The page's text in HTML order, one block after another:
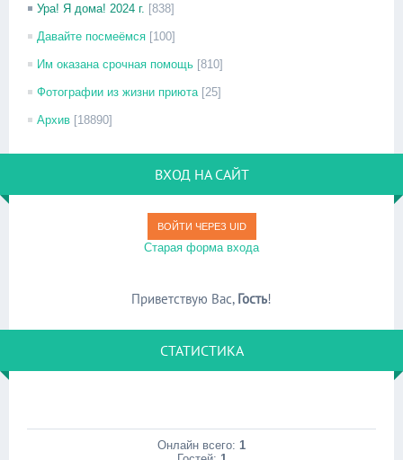
Ура! Я дома! 2024 г. [838]
Давайте посмеёмся [100]
Им оказана срочная помощь [810]
Фотографии из жизни приюта [25]
Архив [18890]
ВХОД НА САЙТ
ВОЙТИ ЧЕРЕЗ UID
Старая форма входа
Приветствую Вас, Гость!
СТАТИСТИКА
Онлайн всего: 1